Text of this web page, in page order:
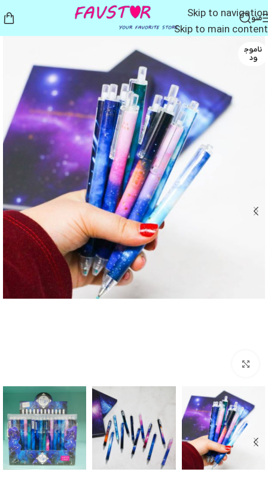
Skip to navigation
Skip to main content
منو
ناموج
ود